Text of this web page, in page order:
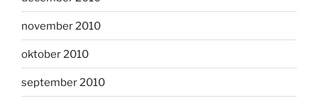
november 2010
oktober 2010
september 2010